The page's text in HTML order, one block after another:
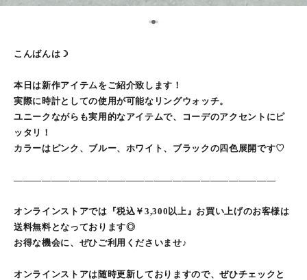
12
こんばんは☽
本日は新作アイテムをご紹介致します！
実際に時計としての使用が可能なリングウォッチ。
ユニークながらも実用的なアイテムで、コーデのアクセントにピ
ッタリ！
カラーはピンク、ブルー、ホワイト、ブラックの四色展開です♡
――――――――――――――――――――――――――――
オンラインストアでは『税込￥3,300以上』お買い上げのお客様は
送料無料となっております◎
お得な機会に、ぜひご利用くださいませ♪
オンラインストアは随時更新しておりますので、ぜひチェックと